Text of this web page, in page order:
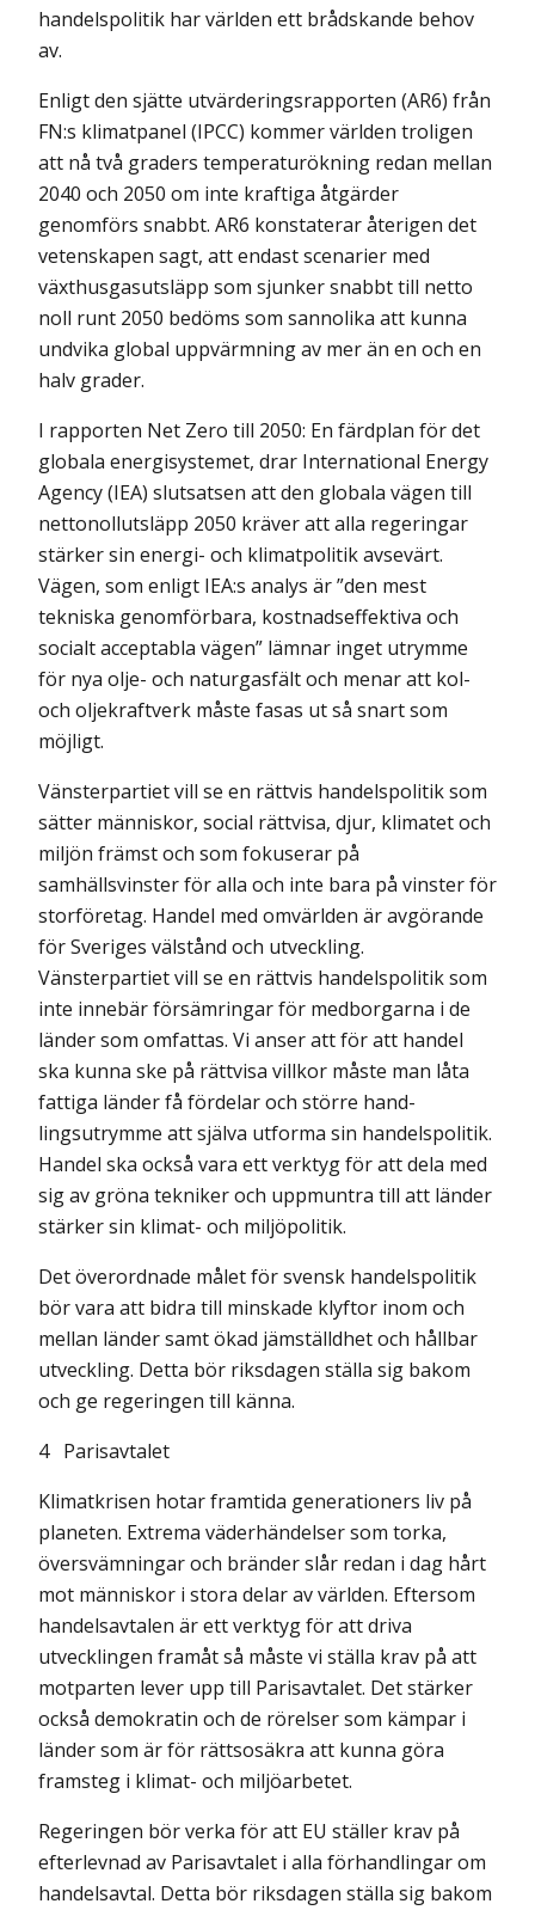
handelspolitik har världen ett brådskande behov
av.
Enligt den sjätte utvärderingsrapporten (AR6) från
FN:s klimatpanel (IPCC) kommer världen troligen
att nå två graders temperaturökning redan mellan
2040 och 2050 om inte kraftiga åtgärder
genomförs snabbt. AR6 konstaterar återigen det
veten­skapen sagt, att endast scenarier med
växthusgasutsläpp som sjunker snabbt till netto
noll runt 2050 bedöms som sannolika att kunna
undvika global uppvärmning av mer än en och en
halv grader.
I rapporten Net Zero till 2050: En färdplan för det
globala energisystemet, drar International Energy
Agency (IEA) slutsatsen att den globala vägen till
nettonollutsläpp 2050 kräver att alla regeringar
stärker sin energi- och klimatpolitik avsevärt.
Vägen, som enligt IEA:s analys är ”den mest
tekniska genomförbara, kostnadseffektiva och
socialt acceptabla vägen” lämnar inget utrymme
för nya olje- och naturgasfält och menar att kol-
och oljekraftverk måste fasas ut så snart som
möjligt.
Vänsterpartiet vill se en rättvis handelspolitik som
sätter människor, social rättvisa, djur, klimatet och
miljön främst och som fokuserar på
samhällsvinster för alla och inte bara på vinster för
storföretag. Handel med omvärlden är avgörande
för Sveriges väl­stånd och utveckling.
Vänsterpartiet vill se en rättvis handelspolitik som
inte innebär försämringar för medborgarna i de
länder som omfattas. Vi anser att för att handel
ska kunna ske på rättvisa villkor måste man låta
fattiga länder få fördelar och större hand­
lingsutrymme att själva utforma sin handelspolitik.
Handel ska också vara ett verktyg för att dela med
sig av gröna tekniker och uppmuntra till att länder
stärker sin klimat- och miljöpolitik.
Det överordnade målet för svensk handelspolitik
bör vara att bidra till minskade klyftor inom och
mellan länder samt ökad jämställdhet och hållbar
utveckling. Detta bör riksdagen ställa sig bakom
och ge regeringen till känna.
4 Parisavtalet
Klimatkrisen hotar framtida generationers liv på
planeten. Extrema väderhändelser som torka,
översvämningar och bränder slår redan i dag hårt
mot människor i stora delar av världen. Eftersom
handelsavtalen är ett verktyg för att driva
utvecklingen framåt så måste vi ställa krav på att
motparten lever upp till Parisavtalet. Det stärker
också demo­kratin och de rörelser som kämpar i
länder som är för rättsosäkra att kunna göra
fram­steg i klimat- och miljöarbetet.
Regeringen bör verka för att EU ställer krav på
efterlevnad av Parisavtalet i alla för­handlingar om
handelsavtal. Detta bör riksdagen ställa sig bakom